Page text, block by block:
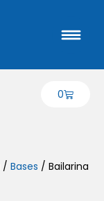
0
/ Bases / Bailarina